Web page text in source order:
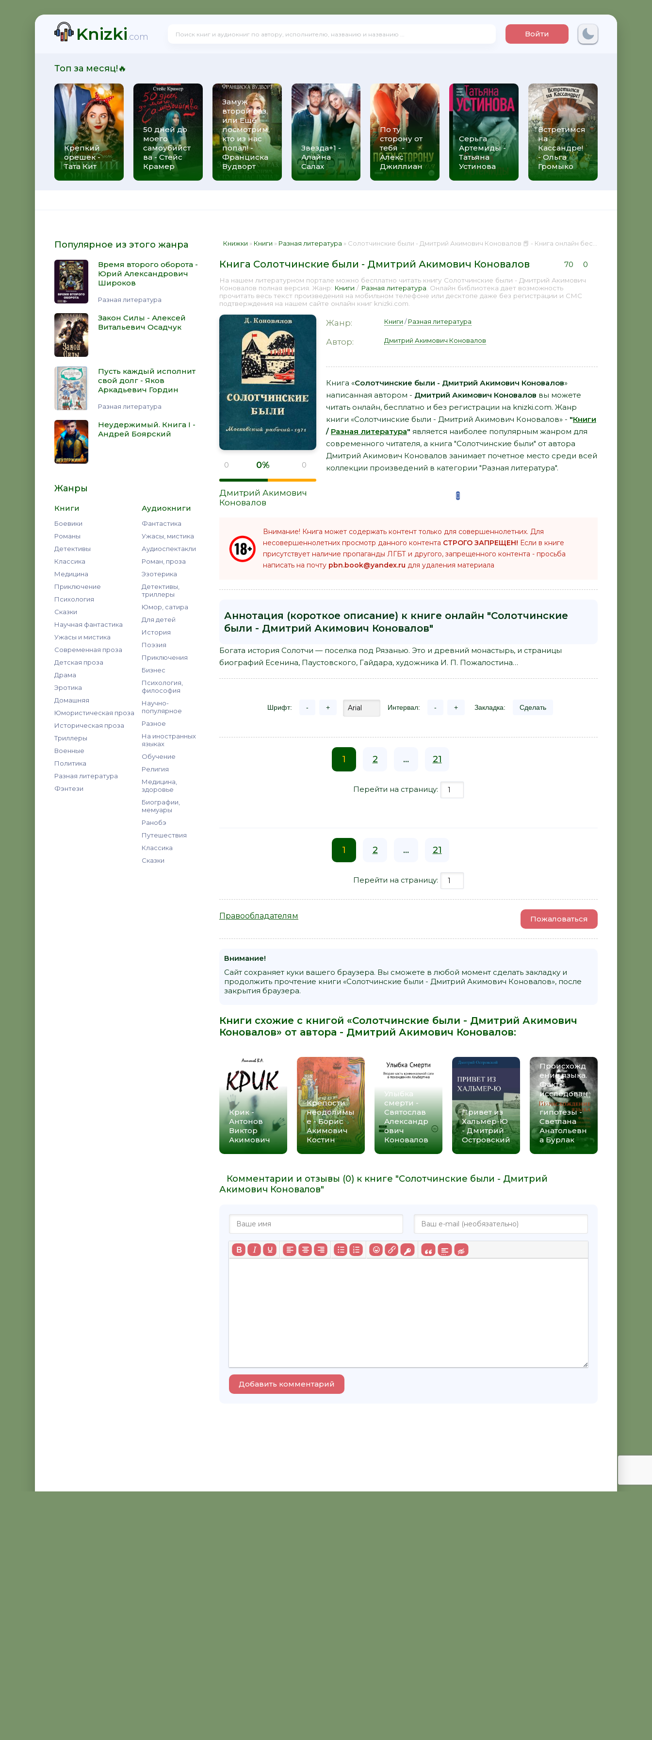
Knizki.com Войти
Топ за месяц!🔥
Крепкий
орешек -
Тата Кит
50 дней до
моего
самоубийст
ва - Стейс
Крамер
Замуж
второй раз,
или Ещё
посмотрим,
кто из нас
попал! -
Франциска
Вудворт
Звезда+1 -
Алайна
Салах
По ту
сторону от
тебя -
Алекс
Джиллиан
Серьга
Артемиды -
Татьяна
Устинова
Встретимся
на
Кассандре!
- Ольга
Громыко
Популярное из этого жанра
Время второго оборота -
Юрий Александрович
Широков
Разная литература
Закон Силы - Алексей
Витальевич Осадчук
Пусть каждый исполнит
свой долг - Яков
Аркадьевич Гордин
Разная литература
Неудержимый. Книга I -
Андрей Боярский
Жанры
Книги
Боевики
Романы
Детективы
Классика
Медицина
Приключение
Психология
Сказки
Научная фантастика
Ужасы и мистика
Современная проза
Детская проза
Драма
Эротика
Домашняя
Юмористическая проза
Историческая проза
Триллеры
Военные
Политика
Разная литература
Фэнтези
Аудиокниги
Фантастика
Ужасы, мистика
Аудиоспектакли
Роман, проза
Эзотерика
Детективы,
триллеры
Юмор, сатира
Для детей
История
Поэзия
Приключения
Бизнес
Психология,
философия
Научно-
популярное
Разное
На иностранных
языках
Обучение
Религия
Медицина,
здоровье
Биографии,
мемуары
Ранобэ
Путешествия
Классика
Сказки
Книжки » Книги » Разная литература » Солотчинские были - Дмитрий Акимович Коновалов 📕 - Книга онлайн бесплатно
Книга Солотчинские были - Дмитрий Акимович Коновалов 70 0
На нашем литературном портале можно бесплатно читать книгу Солотчинские были - Дмитрий Акимович
Коновалов полная версия. Жанр: Книги / Разная литература . Онлайн библиотека дает возможность
прочитать весь текст произведения на мобильном телефоне или десктопе даже без регистрации и СМС
подтверждения на нашем сайте онлайн книг knizki.com.
0 0% 0
Дмитрий Акимович
Коновалов
Жанр: Книги /Разная литература
Автор: Дмитрий Акимович Коновалов
Книга «Солотчинские были - Дмитрий Акимович Коновалов»
написанная автором - Дмитрий Акимович Коновалов вы можете
читать онлайн, бесплатно и без регистрации на knizki.com. Жанр
книги «Солотчинские были - Дмитрий Акимович Коновалов» - "Книги
/ Разная литература" является наиболее популярным жанром для
современного читателя, а книга "Солотчинские были" от автора
Дмитрий Акимович Коновалов занимает почетное место среди всей
коллекции произведений в категории "Разная литература".
Внимание! Книга может содержать контент только для совершеннолетних. Для
несовершеннолетних просмотр данного контента СТРОГО ЗАПРЕЩЕН! Если в книге
присутствует наличие пропаганды ЛГБТ и другого, запрещенного контента - просьба
написать на почту pbn.book@yandex.ru для удаления материала
Аннотация (короткое описание) к книге онлайн "Солотчинские
были - Дмитрий Акимович Коновалов"
Богата история Солотчи — поселка под Рязанью. Это и древний монастырь, и страницы
биографий Есенина, Паустовского, Гайдара, художника И. П. Пожалостина…
Шрифт: - + Интервал: - + Закладка: Сделать
1 2 ... 21
Перейти на страницу:
1 2 ... 21
Перейти на страницу:
Правообладателям Пожаловаться
Внимание!
Сайт сохраняет куки вашего браузера. Вы сможете в любой момент сделать закладку и
продолжить прочтение книги «Солотчинские были - Дмитрий Акимович Коновалов», после
закрытия браузера.
Книги схожие с книгой «Солотчинские были - Дмитрий Акимович
Коновалов» от автора - Дмитрий Акимович Коновалов:
Крик -
Антонов
Виктор
Акимович
Крепости
неодолимы
е - Борис
Акимович
Костин
Улыбка
смерти -
Святослав
Александр
ович
Коновалов
Привет из
Хальмер-Ю
- Дмитрий
Островский
Происхожд
ение языка.
Факты,
исследован
ия,
гипотезы -
Светлана
Анатольевн
а Бурлак
Комментарии и отзывы (0) к книге "Солотчинские были - Дмитрий
Акимович Коновалов"
Добавить комментарий
Юрий Александрович Широков
Осадчук
долг - Яков Аркадьевич Гордин